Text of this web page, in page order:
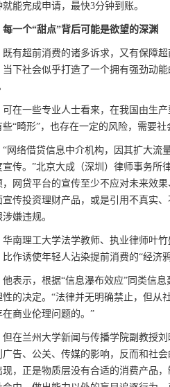
就能完成申请，最快3分钟到账。
每一个“甜点”背后可能是欲望的深渊
超前消费的诸多诉求，又有保障超
当下社会似乎打造了一个拥有强劲动
一些专业人士看来，在我国由生产
些“畸形”，也存在一定的风险，需要社
络借贷信息中介机构，因其扩大流
宣传。”北京大成（深圳）律师事务所
，网贷平台的宣传至少不应对未来效
宣传投资理财产品，或是引用不真实
嫌违规。
理工大学法学教师、执业律师叶竹
比作诱使年轻人沾染提前消费的“经济鸦
示，根据“信息瀑布效应”同类信息
性的决定。“法律并无明确禁止，但从
在商业伦理问题的。”
兰州大学新闻与传播学院副教授刘
广告、公关、传媒的影响，反而和社
现，正是物质层没有合适的消费产品